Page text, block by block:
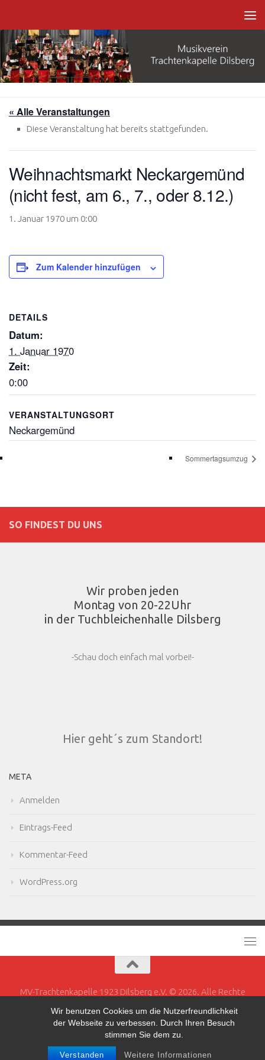
Wir benutzen Cookies um die Nutzerfreundlichkeit
der Webseite zu verbessen. Durch Ihren Besuch
stimmen Sie dem zu.
Verstanden Weitere Informationen
« Alle Veranstaltungen
Diese Veranstaltung hat bereits stattgefunden.
Weihnachtsmarkt Neckargemünd
(nicht fest, am 6., 7., oder 8.12.)
1. Januar 1970 um 0:00
Zum Kalender hinzufügen
DETAILS
Datum:
1. Januar 1970
Zeit:
0:00
VERANSTALTUNGSORT
Neckargemünd
Sommertagsumzug
SO FINDEST DU UNS
Wir proben jeden
Montag von 20-22Uhr
in der Tuchbleichenhalle Dilsberg
-Schau doch einfach mal vorbei!-
Hier geht´s zum Standort!
META
Anmelden
Eintrags-Feed
Kommentar-Feed
WordPress.org
MV-Trachtenkapelle 1923 Dilsberg e.V. © 2026. Alle Rechte
Powered by - Entworfen mit demHueman-Theme